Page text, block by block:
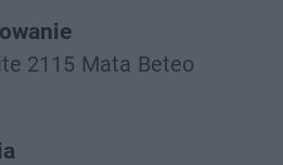
2115 Mata Beteo